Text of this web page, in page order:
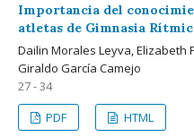
Importancia del
atletas de Gimnasia
Dailin Morales Leyva, Elizabeth
Giraldo García Camejo
27 - 34
PDF
HTML